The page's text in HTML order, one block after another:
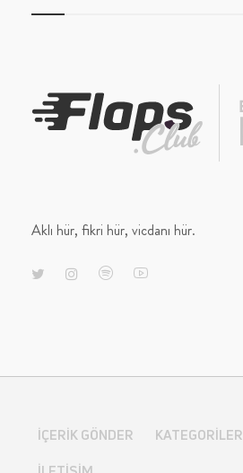
Aklı hür, fikri hür, vicdanı hür.
İÇERIK GÖNDER KATEGORILER